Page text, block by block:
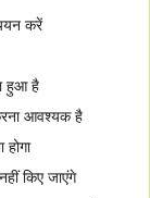
करें
हुआ है
आवश्यक है
किए जाएंगे